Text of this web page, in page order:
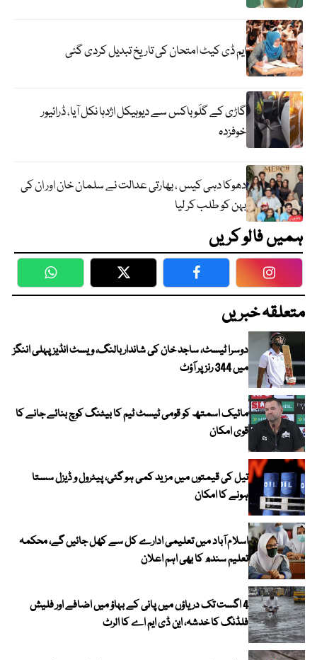
ایم ڈی کیٹ امتحان کی تاریخ تبدیل کردی گئی
گاڑی کے گلَو باکس سے دیوہیکل اژدہا نکل آیا، ڈرائیور
خوفزدہ
دھوکا دہی کیس ، بھارتی عدالت نے سلمان خان اور ان کی
بہن کو طلب کر لیا
ہمیں فالو کریں
WhatsApp Twitter Facebook
متعلقہ خبریں
دوسرا ٹیسٹ، ساجد خان کی شاندار بالنگ، ویسٹ انڈیز پہلی اننگز
میں 344 رنز پر آؤٹ
مائیک اسمتھ کو قومی ٹیسٹ ٹیم کا بیٹنگ کوچ بنائے جانے کا
قوی امکان
تیل کی قیمتوں میں مزید کمی ہو گئی، پیٹرول و ڈیزل سستا
ہونے کا امکان
اسلام آباد میں تعلیمی ادارے کل سے کھل جائیں گے، محکمہ
تعلیم سندھ کا بھی اہم اعلان
4 اگست تک دریاؤں میں پانی کے بہاؤ میں اضافے اور فلیش
فلڈنگ کا خدشہ، این ڈی ایم اے کا الرٹ